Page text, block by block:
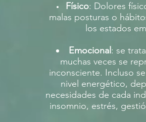
Físico: Dolores
malas posturas o
los estados
Emocional : se
muchas veces se
inconsciente. Incluso
nivel energético,
necesidades de cada
insomnio, estrés,